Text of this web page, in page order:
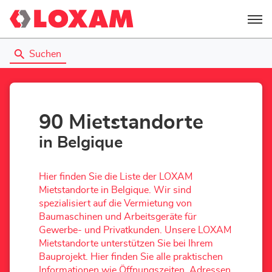
Menü
Suchen
90 Mietstandorte
in Belgique
Hier finden Sie die Liste der LOXAM
Mietstandorte in Belgique. Wir sind
spezialisiert auf die Vermietung von
Baumaschinen und Arbeitsgeräte für
Gewerbe- und Privatkunden. Unsere LOXAM
Mietstandorte unterstützen Sie bei Ihrem
Bauprojekt. Hier finden Sie alle praktischen